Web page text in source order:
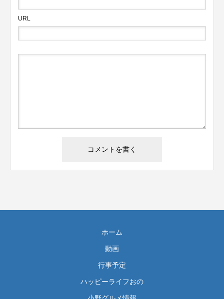
URL
ホーム
動画
行事予定
ハッピーライフおの